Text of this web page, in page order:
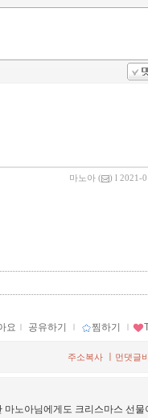
마노아 ( ) l 2021-
요 ｌ 공유하기 ｌ 찜하기 ｌ
먼댓글
주소복사
노아님에게도 크리스마스 선물